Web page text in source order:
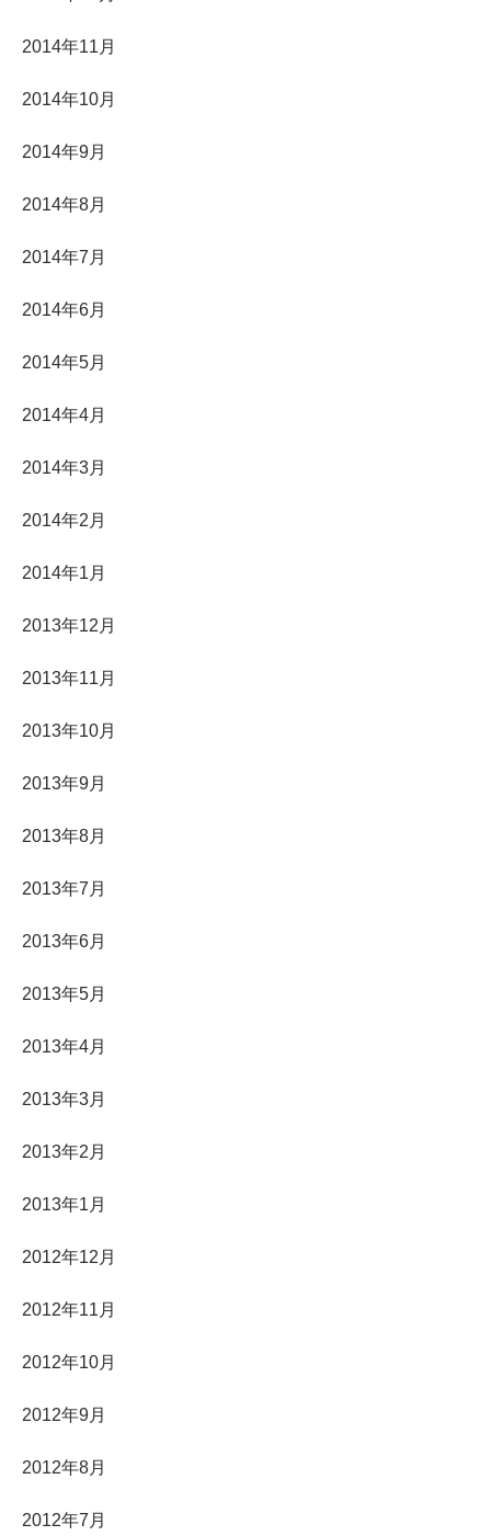
2014年11月
2014年10月
2014年9月
2014年8月
2014年7月
2014年6月
2014年5月
2014年4月
2014年3月
2014年2月
2014年1月
2013年12月
2013年11月
2013年10月
2013年9月
2013年8月
2013年7月
2013年6月
2013年5月
2013年4月
2013年3月
2013年2月
2013年1月
2012年12月
2012年11月
2012年10月
2012年9月
2012年8月
2012年7月